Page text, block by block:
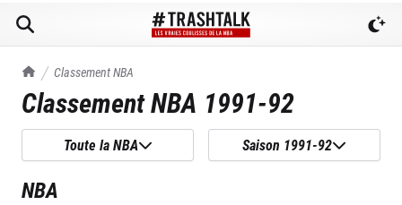
TrashTalk Actu NBA
Classement NBA
Classement NBA 1991-92
Toute la NBA Saison 1991-92
NBA